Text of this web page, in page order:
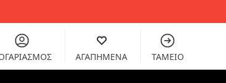
ΑΓΑΠΗΜΕΝΑ ΤΑΜΕΙΟ